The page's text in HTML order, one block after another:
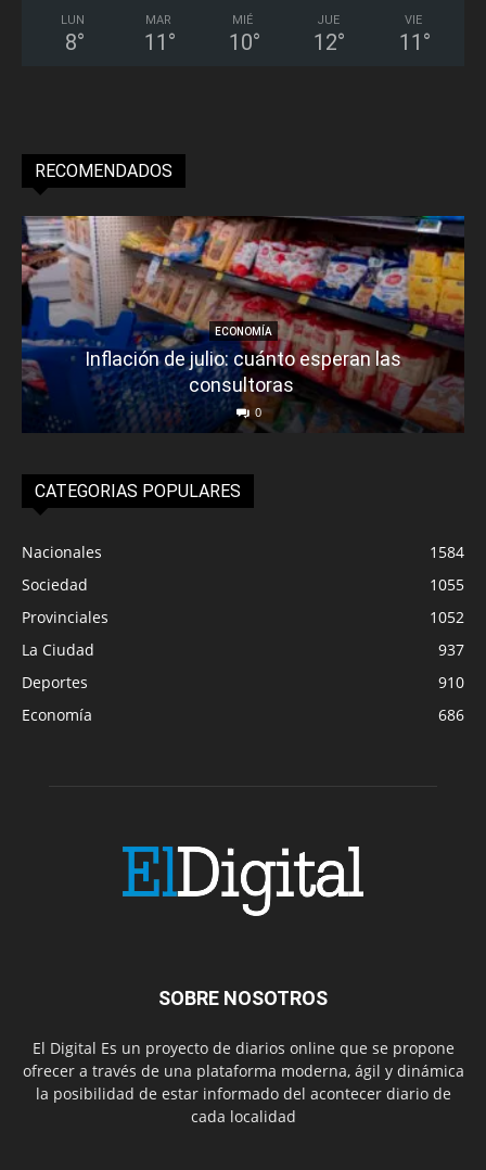
LUN
8°
MAR
11 °
MIÉ
10°
JUE
12°
VIE
11 °
RECOMENDADOS
ECONOMÍA
Inflación de julio: cuánto esperan las
consultoras
0
CATEGORIAS POPULARES
Nacionales
1584
Sociedad
1055
Provinciales
1052
La Ciudad
937
Deportes
910
Economía
686
SOBRE NOSOTROS
El Digital Es un proyecto de diarios online que se propone
ofrecer a través de una plataforma moderna, ágil y dinámica
la posibilidad de estar informado del acontecer diario de
cada localidad